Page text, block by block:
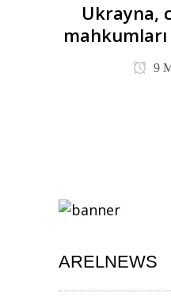
Ukrayna,
9
ARELNEWS